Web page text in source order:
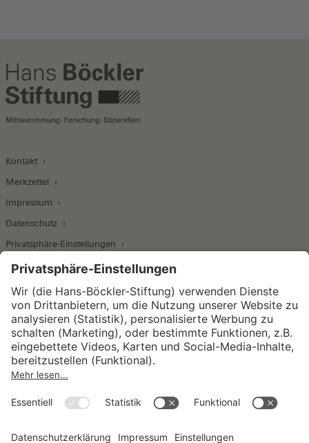
Kontakt
Merkzettel
Impressum
Datenschutz
Privatsphäre-Einstellungen
Wirtschafts- und Sozialwissenschaftliches Institut
Institut für Makroökonomie und
Konjunkturforschung
Unternehmensführung